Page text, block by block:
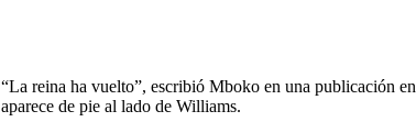
“La reina ha vuelto”, escribió Mboko en una publicación en
aparece de pie al lado de Williams.